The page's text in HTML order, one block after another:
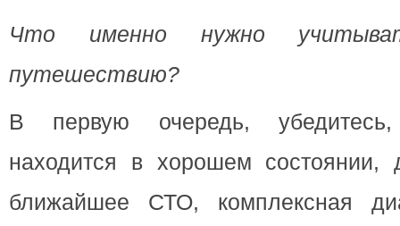
Что именно нужно
путешествию?
В первую очередь,
находится в хорошем состоянии,
ближайшее СТО, комплексная